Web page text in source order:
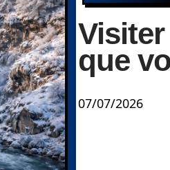
que
07/07/2026